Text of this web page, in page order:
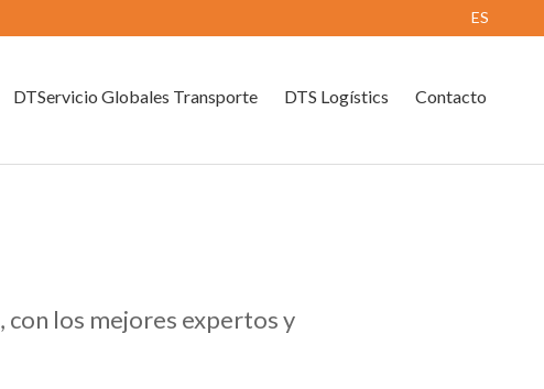
ES
DTServicio Globales Transporte DTS Logístics Contacto
, con los mejores expertos y